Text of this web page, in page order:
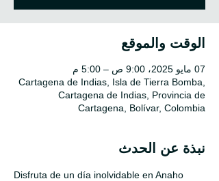
الوقت والموقع
07 مايو 2025، 9:00 ص – 5:00 م
Cartagena de Indias, Isla de Tierra Bomba,
Cartagena de Indias, Provincia de
Cartagena, Bolívar, Colombia
نبذة عن الحدث
Disfruta de un día inolvidable en Anaho